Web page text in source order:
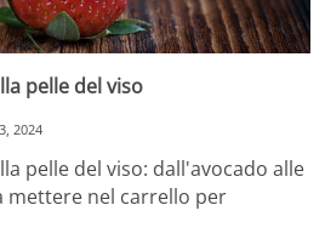
pelle del viso
2024
pelle del viso: dall'avocado alle
mettere nel carrello per